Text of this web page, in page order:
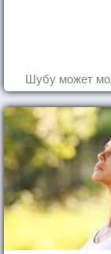
Шубу может